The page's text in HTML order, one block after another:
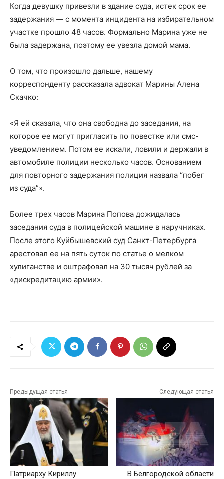
Когда девушку привезли в здание суда, истек срок ее
задержания — с момента инцидента на избирательном
участке прошло 48 часов. Формально Марина уже не
была задержана, поэтому ее увезла домой мама.
О том, что произошло дальше, нашему
корреспонденту рассказала адвокат Марины Алена
Скачко:
«Я ей сказала, что она свободна до заседания, на
которое ее могут пригласить по повестке или смс-
уведомлением. Потом ее искали, ловили и держали в
автомобиле полиции несколько часов. Основанием
для повторного задержания полиция назвала “побег
из суда”».
Более трех часов Марина Попова дожидалась
заседания суда в полицейской машине в наручниках.
После этого Куйбышевский суд Санкт-Петербурга
арестовал ее на пять суток по статье о мелком
хулиганстве и оштрафовал на 30 тысяч рублей за
«дискредитацию армии».
Предыдущая статья
Патриарху Кириллу
Следующая статья
В Белгородской области